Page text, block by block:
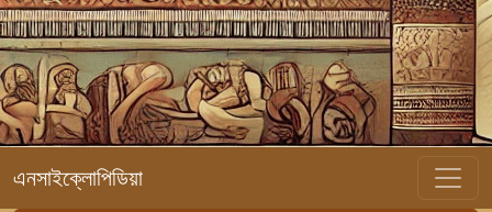
এনসাইক্লোপিডিয়া